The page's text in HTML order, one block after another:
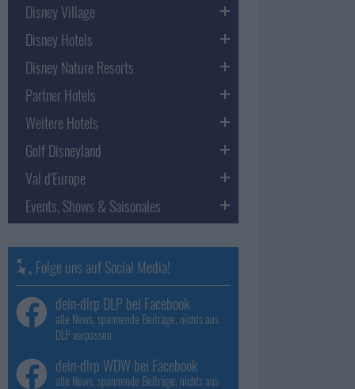
Disney Village
Disney Hotels
Disney Nature Resorts
Partner Hotels
Weitere Hotels
Golf Disneyland
Val d'Europe
Events, Shows & Saisonales
Folge uns auf Social Media!
dein-dlrp DLP bei Facebook
alle News, spannende Beiträge, nichts aus
DLP verpassen
dein-dlrp WDW bei Facebook
alle News, spannende Beiträge, nichts aus